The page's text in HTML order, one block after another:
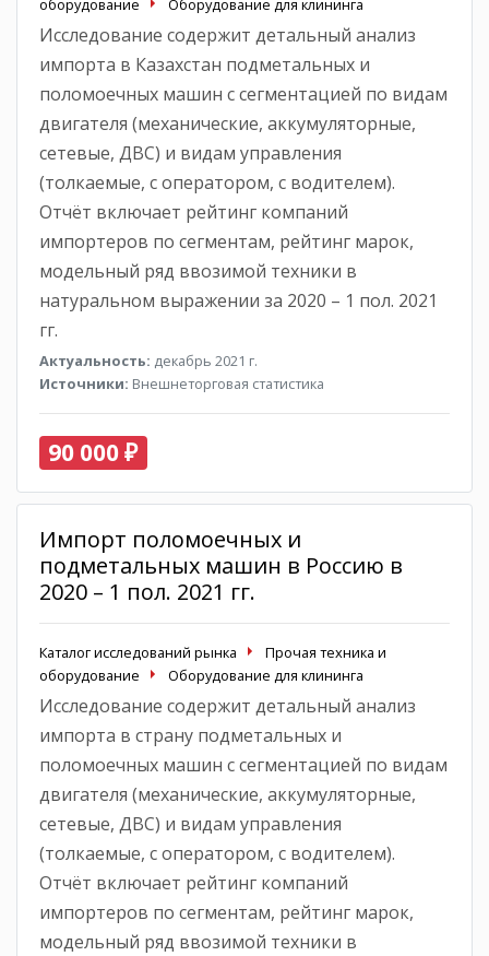
оборудование Оборудование для клининга
Исследование содержит детальный анализ
импорта в Казахстан подметальных и
поломоечных машин с сегментацией по видам
двигателя (механические, аккумуляторные,
сетевые, ДВС) и видам управления
(толкаемые, с оператором, с водителем).
Отчёт включает рейтинг компаний
импортеров по сегментам, рейтинг марок,
модельный ряд ввозимой техники в
натуральном выражении за 2020 – 1 пол. 2021
гг.
Актуальность: декабрь 2021 г.
Источники: Внешнеторговая статистика
90 000 ₽
Импорт поломоечных и
подметальных машин в Россию в
2020 – 1 пол. 2021 гг.
Каталог исследований рынка
Прочая техника и
оборудование
Оборудование для клининга
Исследование содержит детальный анализ
импорта в страну подметальных и
поломоечных машин с сегментацией по видам
двигателя (механические, аккумуляторные,
сетевые, ДВС) и видам управления
(толкаемые, с оператором, с водителем).
Отчёт включает рейтинг компаний
импортеров по сегментам, рейтинг марок,
модельный ряд ввозимой техники в